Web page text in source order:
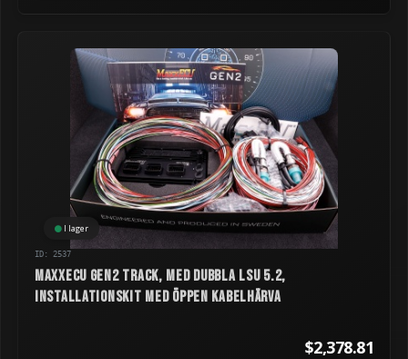
I lager
ID: 2537
MaxxECU GEN2 TRACK, med dubbla LSU 5.2,
installationskit med öppen kabelhärva
$2,378.81